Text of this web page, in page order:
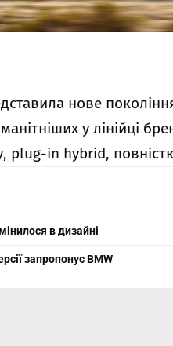
нове
у лінійці
plug-in hybrid,
в дизайні
запропонує BMW